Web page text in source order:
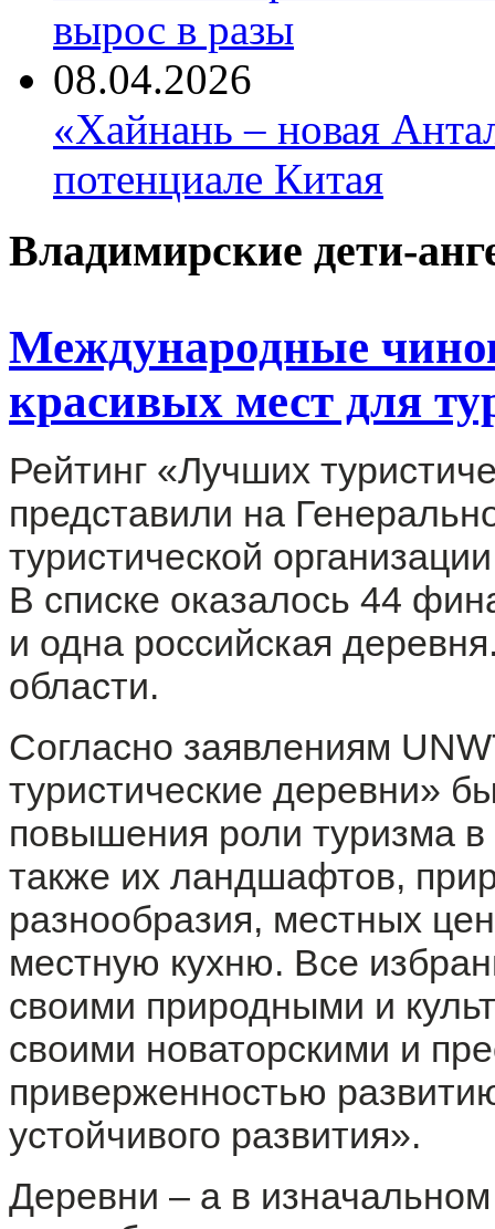
вырос в разы
08.04.2026
«Хайнань – новая
потенциале Китая
Владимирские дети-
Международные
красивых мест для
Рейтинг «Лучших
представили на
туристической
В списке оказалось 44
и одна российская
области.
Согласно заявлениям
туристические деревни»
повышения роли туризма
также их ландшафтов,
разнообразия, местных
местную кухню. Все
своими природными и
своими новаторскими и
приверженностью
устойчивого развития».
Деревни – а в